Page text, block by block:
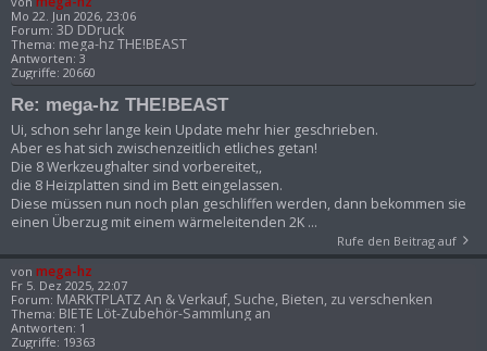
Mo 22. Jun 2026, 23:06
Forum: 3D DDruck
Thema: mega-hz THE!BEAST
Antworten: 3
Zugriffe: 20660
Re: mega-hz THE!BEAST
Ui, schon sehr lange kein Update mehr hier geschrieben.
Aber es hat sich zwischenzeitlich etliches getan!
Die 8 Werkzeughalter sind vorbereitet,,
die 8 Heizplatten sind im Bett eingelassen.
Diese müssen nun noch plan geschliffen werden, dann bekommen sie
einen Überzug mit einem wärmeleitenden 2K ...
Rufe den Beitrag auf
von mega-hz
Fr 5. Dez 2025, 22:07
Forum: MARKTPLATZ An & Verkauf, Suche, Bieten, zu verschenken
Thema: BIETE Löt-Zubehör-Sammlung an
Antworten: 1
Zugriffe: 19363